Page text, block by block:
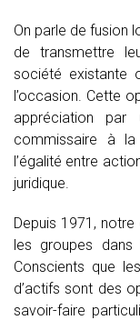
On parle de fusion
de transmettre
société existante
l’occasion. Cette
appréciation par
commissaire à la
l’égalité entre
juridique.
Depuis 1971,
les groupes dans
Conscients que
d’actifs sont des
savoir-faire